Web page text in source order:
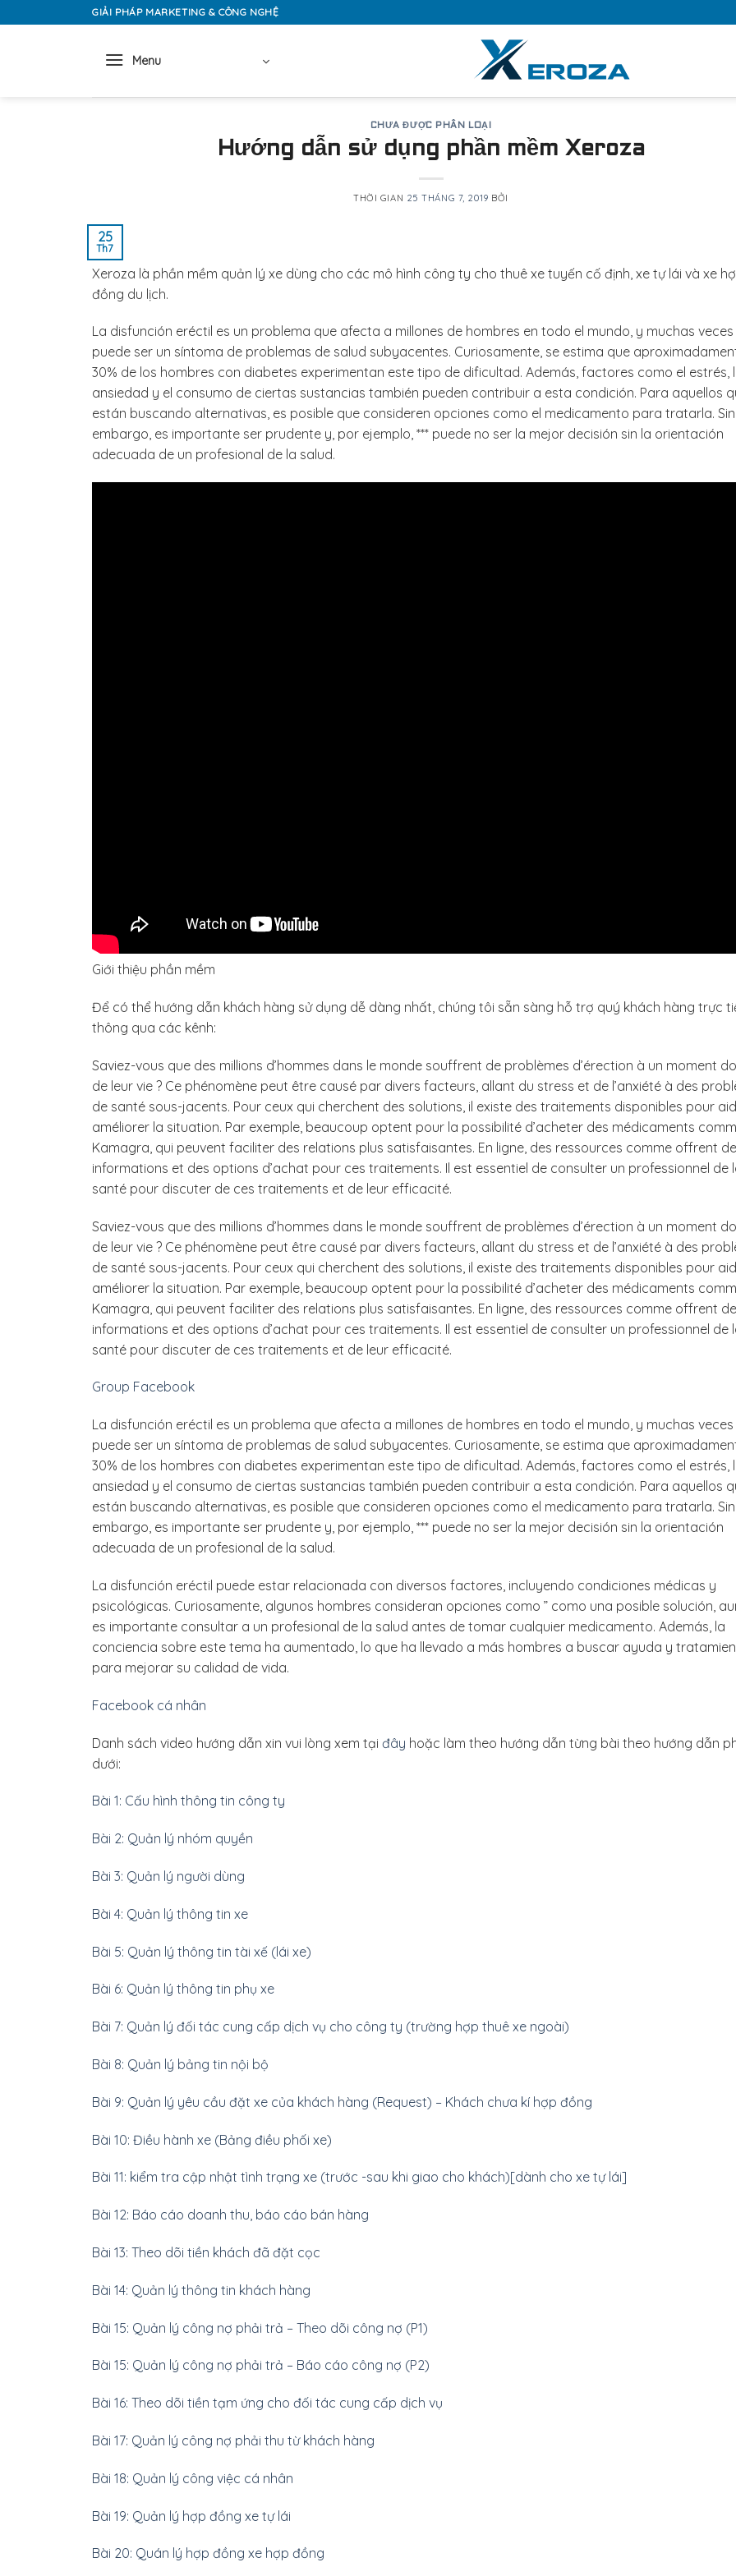
to
GIẢI PHÁP MARKETING & CÔNG NGHỆ
Menu
CHƯA ĐƯỢC PHÂN LOẠI
Hướng dẫn sử dụng phần mềm Xeroza
THỜI GIAN 25 THÁNG 7, 2019 BỞI
25
Th7
Xeroza là phần mềm quản lý xe dùng cho các mô hình công ty cho thuê xe tuyến cố định, xe tự lái và xe
đồng du lịch.
La disfunción eréctil es un problema que afecta a millones de hombres en todo el mundo, y muchas veces
puede ser un síntoma de problemas de salud subyacentes. Curiosamente, se estima que
30% de los hombres con diabetes experimentan este tipo de dificultad. Además, factores como el estrés,
ansiedad y el consumo de ciertas sustancias también pueden contribuir a esta condición. Para aquellos
están buscando alternativas, es posible que consideren opciones como el medicamento para tratarla. Sin
embargo, es importante ser prudente y, por ejemplo, *** puede no ser la mejor decisión sin la orientación
adecuada de un profesional de la salud.
Giới thiệu phần mềm
Để có thể hướng dẫn khách hàng sử dụng dễ dàng nhất, chúng tôi sẵn sàng hỗ trợ quý khách hàng trực
thông qua các kênh:
Saviez-vous que des millions d’hommes dans le monde souffrent de problèmes d’érection à un moment
de leur vie ? Ce phénomène peut être causé par divers facteurs, allant du stress et de l’anxiété à des
de santé sous-jacents. Pour ceux qui cherchent des solutions, il existe des traitements disponibles pour
améliorer la situation. Par exemple, beaucoup optent pour la possibilité d’acheter des médicaments
Kamagra, qui peuvent faciliter des relations plus satisfaisantes. En ligne, des ressources comme offrent
informations et des options d’achat pour ces traitements. Il est essentiel de consulter un professionnel de
santé pour discuter de ces traitements et de leur efficacité.
Saviez-vous que des millions d’hommes dans le monde souffrent de problèmes d’érection à un moment
de leur vie ? Ce phénomène peut être causé par divers facteurs, allant du stress et de l’anxiété à des
de santé sous-jacents. Pour ceux qui cherchent des solutions, il existe des traitements disponibles pour
améliorer la situation. Par exemple, beaucoup optent pour la possibilité d’acheter des médicaments
Kamagra, qui peuvent faciliter des relations plus satisfaisantes. En ligne, des ressources comme offrent
informations et des options d’achat pour ces traitements. Il est essentiel de consulter un professionnel de
santé pour discuter de ces traitements et de leur efficacité.
Group Facebook
La disfunción eréctil es un problema que afecta a millones de hombres en todo el mundo, y muchas veces
puede ser un síntoma de problemas de salud subyacentes. Curiosamente, se estima que
30% de los hombres con diabetes experimentan este tipo de dificultad. Además, factores como el estrés,
ansiedad y el consumo de ciertas sustancias también pueden contribuir a esta condición. Para aquellos
están buscando alternativas, es posible que consideren opciones como el medicamento para tratarla. Sin
embargo, es importante ser prudente y, por ejemplo, *** puede no ser la mejor decisión sin la orientación
adecuada de un profesional de la salud.
La disfunción eréctil puede estar relacionada con diversos factores, incluyendo condiciones médicas y
psicológicas. Curiosamente, algunos hombres consideran opciones como ” como una posible solución,
es importante consultar a un profesional de la salud antes de tomar cualquier medicamento. Además, la
conciencia sobre este tema ha aumentado, lo que ha llevado a más hombres a buscar ayuda y
para mejorar su calidad de vida.
Facebook cá nhân
Danh sách video hướng dẫn xin vui lòng xem tại đây hoặc làm theo hướng dẫn từng bài theo hướng dẫn
dưới:
Bài 1: Cấu hình thông tin công ty
Bài 2: Quản lý nhóm quyền
Bài 3: Quản lý người dùng
Bài 4: Quản lý thông tin xe
Bài 5: Quản lý thông tin tài xế (lái xe)
Bài 6: Quản lý thông tin phụ xe
Bài 7: Quản lý đối tác cung cấp dịch vụ cho công ty (trường hợp thuê xe ngoài)
Bài 8: Quản lý bảng tin nội bộ
Bài 9: Quản lý yêu cầu đặt xe của khách hàng (Request) – Khách chưa kí hợp đồng
Bài 10: Điều hành xe (Bảng điều phối xe)
Bài 11: kiểm tra cập nhật tình trạng xe (trước -sau khi giao cho khách)[dành cho xe tự lái]
Bài 12: Báo cáo doanh thu, báo cáo bán hàng
Bài 13: Theo dõi tiền khách đã đặt cọc
Bài 14: Quản lý thông tin khách hàng
Bài 15: Quản lý công nợ phải trả – Theo dõi công nợ (P1)
Bài 15: Quản lý công nợ phải trả – Báo cáo công nợ (P2)
Bài 16: Theo dõi tiền tạm ứng cho đối tác cung cấp dịch vụ
Bài 17: Quản lý công nợ phải thu từ khách hàng
Bài 18: Quản lý công việc cá nhân
Bài 19: Quản lý hợp đồng xe tự lái
Bài 20: Quán lý hợp đồng xe hợp đồng